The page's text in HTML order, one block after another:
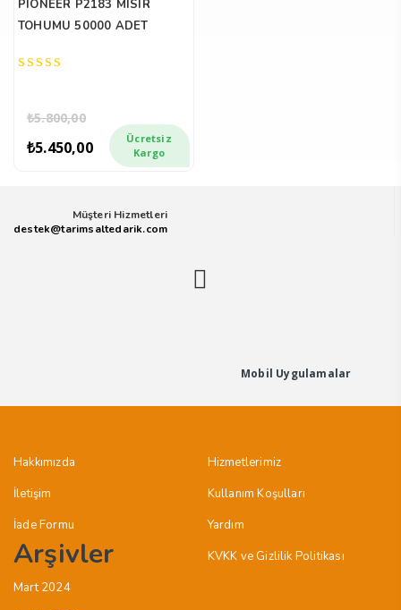
PIONEER P2183 MISIR
TOHUMU 50000 ADET
of
5
₺5.800,00
Orijinal
fiyat:
₺5.800,00.
₺5.450,00Şu
andaki
fiyat:
₺5.450,00.
Ücretsiz
Kargo
Müşteri Hizmetleri
destek@tarimsaltedarik.com
Mobil Uygulamalar
Hakkımızda
İletişim
İade Formu
Arşivler
Mart 2024
Hizmetlerimiz
Kullanım Koşulları
Yardım
KVKK ve Gizlilik Politikası